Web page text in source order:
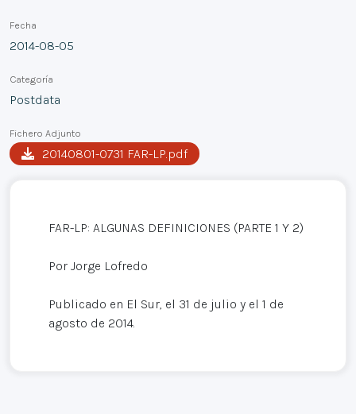
Fecha
2014-08-05
Categoría
Postdata
Fichero Adjunto
20140801-0731 FAR-LP.pdf
FAR-LP: ALGUNAS DEFINICIONES (PARTE 1 Y 2)
Por Jorge Lofredo
Publicado en El Sur, el 31 de julio y el 1 de
agosto de 2014.